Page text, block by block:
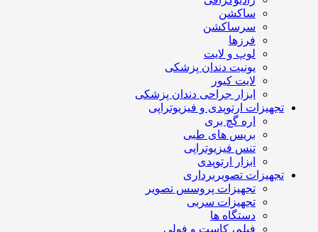
ساکشن
سرساکشن
فرزها
لوپ و لایت
یونیت دندان پزشکی
لایت کیور
ابزار جراحی دندان پزشکی
تجهیزات ارتوپدی و فیزیوتراپی
اره گچ بری
بریس های طبی
تنس فیزیوتراپی
ابزار ارتوپدی
تجهیزات تصویربرداری
تجهیزات پروسس تصویر
تجهیزات سربی
دستگاه ها
فیلم، کاست و فولی